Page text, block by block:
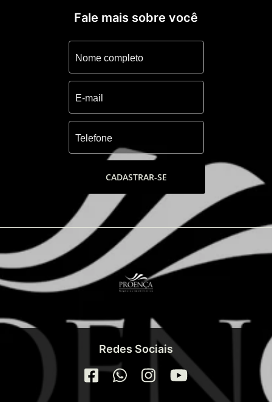
Fale mais sobre você
CADASTRAR-SE
Redes Sociais